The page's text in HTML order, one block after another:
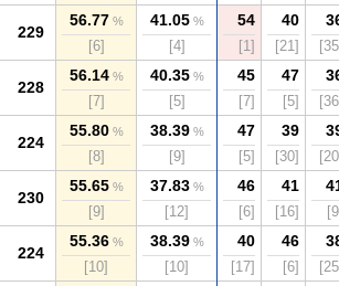
229
56.77%
[6]
41.05%
[4]
54
[1]
40
[21]
228
56.14%
[7]
40.35%
[5]
45
[7]
47
[5]
224
55.80%
[8]
38.39%
[9]
47
[5]
39
[30]
230
55.65%
[9]
37.83%
[12]
46
[6]
41
[16]
224
55.36%
[10]
38.39%
[10]
40
[17]
46
[6]